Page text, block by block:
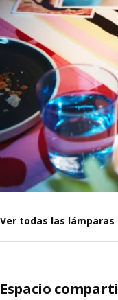
Ver todas las
Espacio